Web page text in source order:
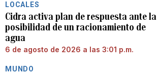
LOCALES
Cidra activa plan de respuesta ante la
posibilidad de un racionamiento de
agua
6 de agosto de 2026 a las 3:01 p.m.
MUNDO